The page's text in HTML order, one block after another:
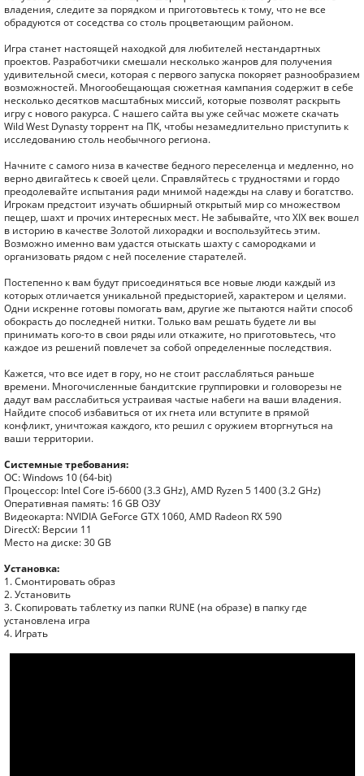
владения, следите за порядком и приготовьтесь к тому, что не все
обрадуются от соседства со столь процветающим районом.
Игра станет настоящей находкой для любителей нестандартных
проектов. Разработчики смешали несколько жанров для получения
удивительной смеси, которая с первого запуска покоряет разнообразием
возможностей. Многообещающая сюжетная кампания содержит в себе
несколько десятков масштабных миссий, которые позволят раскрыть
игру с нового ракурса. С нашего сайта вы уже сейчас можете скачать
Wild West Dynasty торрент на ПК, чтобы незамедлительно приступить к
исследованию столь необычного региона.
Начните с самого низа в качестве бедного переселенца и медленно, но
верно двигайтесь к своей цели. Справляйтесь с трудностями и гордо
преодолевайте испытания ради мнимой надежды на славу и богатство.
Игрокам предстоит изучать обширный открытый мир со множеством
пещер, шахт и прочих интересных мест. Не забывайте, что XIX век вошел
в историю в качестве Золотой лихорадки и воспользуйтесь этим.
Возможно именно вам удастся отыскать шахту с самородками и
организовать рядом с ней поселение старателей.
Постепенно к вам будут присоединяться все новые люди каждый из
которых отличается уникальной предысторией, характером и целями.
Одни искренне готовы помогать вам, другие же пытаются найти способ
обокрасть до последней нитки. Только вам решать будете ли вы
принимать кого-то в свои ряды или откажите, но приготовьтесь, что
каждое из решений повлечет за собой определенные последствия.
Кажется, что все идет в гору, но не стоит расслабляться раньше
времени. Многочисленные бандитские группировки и головорезы не
дадут вам расслабиться устраивая частые набеги на ваши владения.
Найдите способ избавиться от их гнета или вступите в прямой
конфликт, уничтожая каждого, кто решил с оружием вторгнуться на
ваши территории.
Системные требования:
ОС: Windows 10 (64-bit)
Процессор: Intel Core i5-6600 (3.3 GHz), AMD Ryzen 5 1400 (3.2 GHz)
Оперативная память: 16 GB ОЗУ
Видеокарта: NVIDIA GeForce GTX 1060, AMD Radeon RX 590
DirectX: Версии 11
Место на диске: 30 GB
Установка:
1. Смонтировать образ
2. Установить
3. Скопировать таблетку из папки RUNE (на образе) в папку где
установлена игра
4. Играть